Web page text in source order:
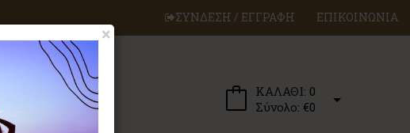
ΣΥΝΔΕΣΗ / ΕΓΓΡΑΦΗ ΕΠΙΚΟΙΝΩΝΙΑ
ΚΑΛΑΘΙ: 0
Σύνολο: €0
×